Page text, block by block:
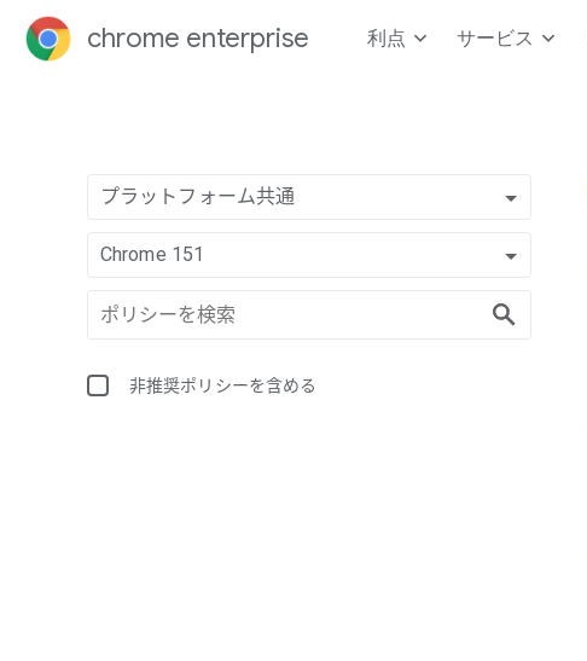
chrome enterprise 利点 サービス
プラットフォーム共通
Chrome 151
非推奨ポリシーを含める